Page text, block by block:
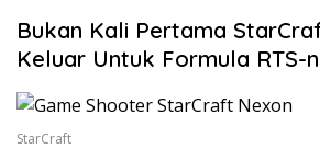
Bukan Kali Pertama
Keluar Untuk Formula RTS-
StarCraft